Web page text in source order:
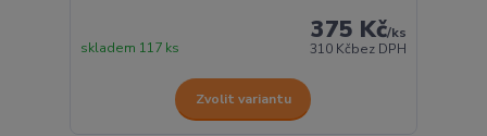
375 Kč/ks
310 Kčbez DPH
skladem 117 ks
Zvolit variantu